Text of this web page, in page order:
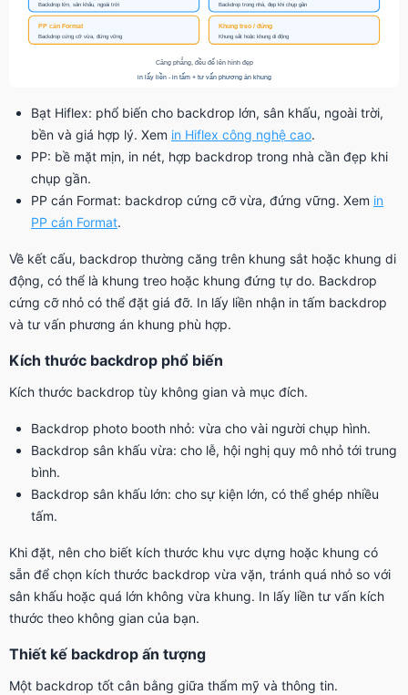
Bạt Hiflex: phổ biến cho backdrop lớn, sân khấu, ngoài trời,
bền và giá hợp lý. Xem in Hiflex công nghệ cao.
PP: bề mặt mịn, in nét, hợp backdrop trong nhà cần đẹp khi
chụp gần.
PP cán Format: backdrop cứng cỡ vừa, đứng vững. Xem in
PP cán Format.
Về kết cấu, backdrop thường căng trên khung sắt hoặc khung di
động, có thể là khung treo hoặc khung đứng tự do. Backdrop
cứng cỡ nhỏ có thể đặt giá đỡ. In lấy liền nhận in tấm backdrop
và tư vấn phương án khung phù hợp.
Kích thước backdrop phổ biến
Kích thước backdrop tùy không gian và mục đích.
Backdrop photo booth nhỏ: vừa cho vài người chụp hình.
Backdrop sân khấu vừa: cho lễ, hội nghị quy mô nhỏ tới trung
bình.
Backdrop sân khấu lớn: cho sự kiện lớn, có thể ghép nhiều
tấm.
Khi đặt, nên cho biết kích thước khu vực dựng hoặc khung có
sẵn để chọn kích thước backdrop vừa vặn, tránh quá nhỏ so với
sân khấu hoặc quá lớn không vừa khung. In lấy liền tư vấn kích
thước theo không gian của bạn.
Thiết kế backdrop ấn tượng
Một backdrop tốt cân bằng giữa thẩm mỹ và thông tin.